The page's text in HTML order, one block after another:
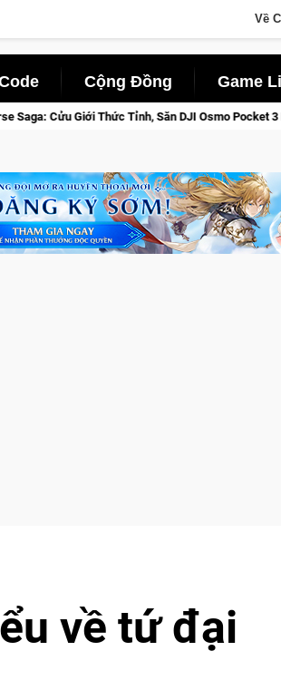
Về
Cộng Đồng Game
DJI Osmo Pocket 3 Ngay Hôm Nay
về tứ đại